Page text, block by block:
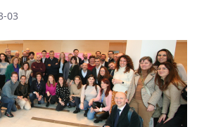
03